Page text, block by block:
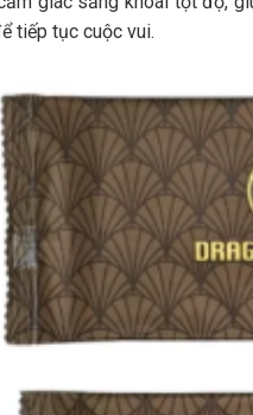
tiếp tục cuộc vui.